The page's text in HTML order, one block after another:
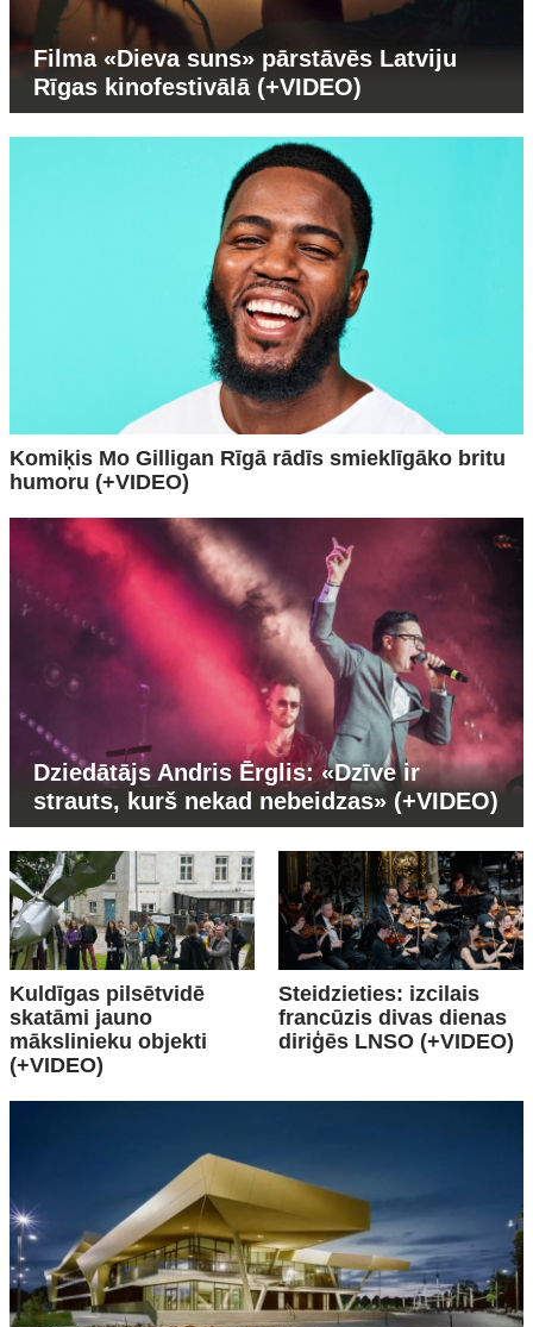
Filma «Dieva suns» pārstāvēs Latviju
Rīgas kinofestivālā (+VIDEO)
Komiķis Mo Gilligan Rīgā rādīs smieklīgāko britu
humoru (+VIDEO)
Dziedātājs Andris Ērglis: «Dzīve ir
strauts, kurš nekad nebeidzas» (+VIDEO)
Kuldīgas pilsētvidē
skatāmi jauno
mākslinieku objekti
(+VIDEO)
Steidzieties: izcilais
francūzis divas dienas
diriģēs LNSO (+VIDEO)